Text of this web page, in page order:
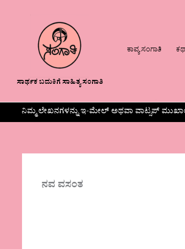
ಸಾರ್ಥಕ ಬದುಕಿಗೆ ಸಾಹಿತ್ಯ ಸಂಗಾತಿ
ಕಾವ್ಯ ಸಂಗಾತಿ
ನಿಮ್ಮ ಲೇಖನಗಳನ್ನು ಇ-ಮೇಲ್ ಅಥವಾ ವಾಟ್ಸಪ್
ನವ ವಸಂತ